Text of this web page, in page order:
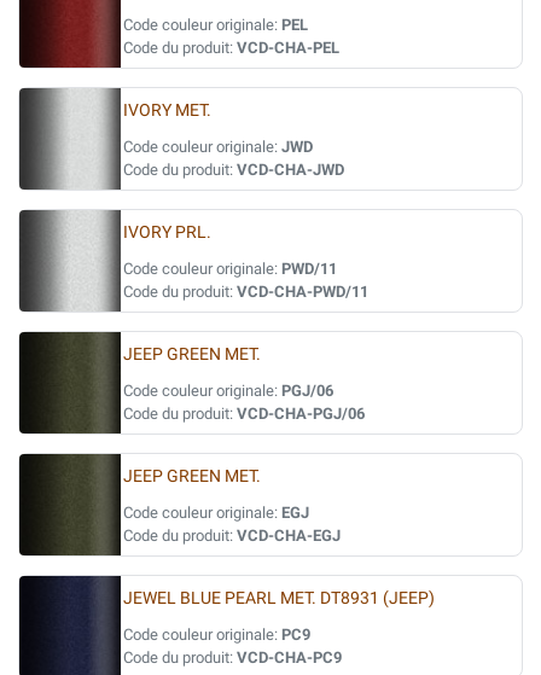
Code couleur originale: PEL
Code du produit: VCD-CHA-PEL
IVORY MET.
Code couleur originale: JWD
Code du produit: VCD-CHA-JWD
IVORY PRL.
Code couleur originale: PWD/11
Code du produit: VCD-CHA-PWD/11
JEEP GREEN MET.
Code couleur originale: PGJ/06
Code du produit: VCD-CHA-PGJ/06
JEEP GREEN MET.
Code couleur originale: EGJ
Code du produit: VCD-CHA-EGJ
JEWEL BLUE PEARL MET. DT8931 (JEEP)
Code couleur originale: PC9
Code du produit: VCD-CHA-PC9